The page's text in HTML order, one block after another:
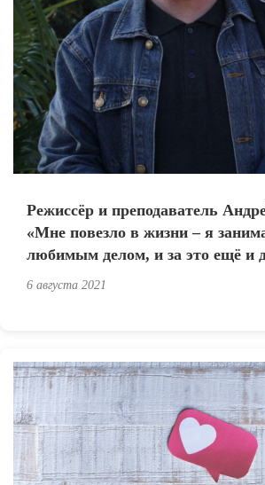
Режиссёр и преподаватель
«Мне повезло в жизни – я
любимым делом, и за это ещё и
6 августа 2021